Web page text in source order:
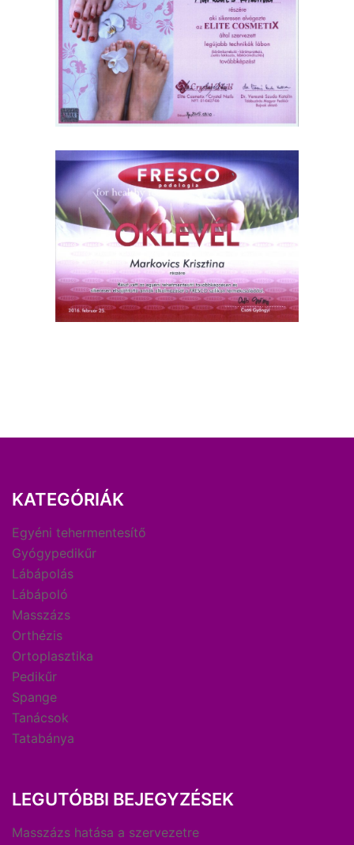
KATEGÓRIÁK
Egyéni tehermentesítő
Gyógypedikűr
Lábápolás
Lábápoló
Masszázs
Orthézis
Ortoplasztika
Pedikűr
Spange
Tanácsok
Tatabánya
LEGUTÓBBI BEJEGYZÉSEK
Masszázs hatása a szervezetre